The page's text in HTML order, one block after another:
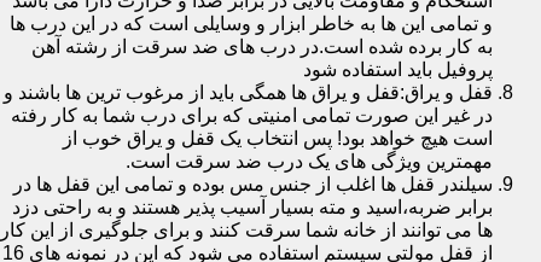
و تمامی این ها به خاطر ابزار و وسایلی است که در این درب ها
به کار برده شده است.در درب های ضد سرقت از رشته آهن
پروفیل باید استفاده شود
قفل و یراق:قفل و یراق ها همگی باید از مرغوب ترین ها باشند و
در غیر این صورت تمامی امنیتی که برای درب شما به کار رفته
است هیچ خواهد بود! پس انتخاب یک قفل و یراق خوب از
مهمترین ویژگی های یک درب ضد سرقت است.
سیلندر قفل ها اغلب از جنس مس بوده و تمامی این قفل ها در
برابر ضربه،اسید و مته بسیار آسیب پذیر هستند و به راحتی دزد
ها می توانند از خانه شما سرقت کنند و برای جلوگیری از این کار
از قفل مولتی سیستم استفاده می شود که این در نمونه های 16